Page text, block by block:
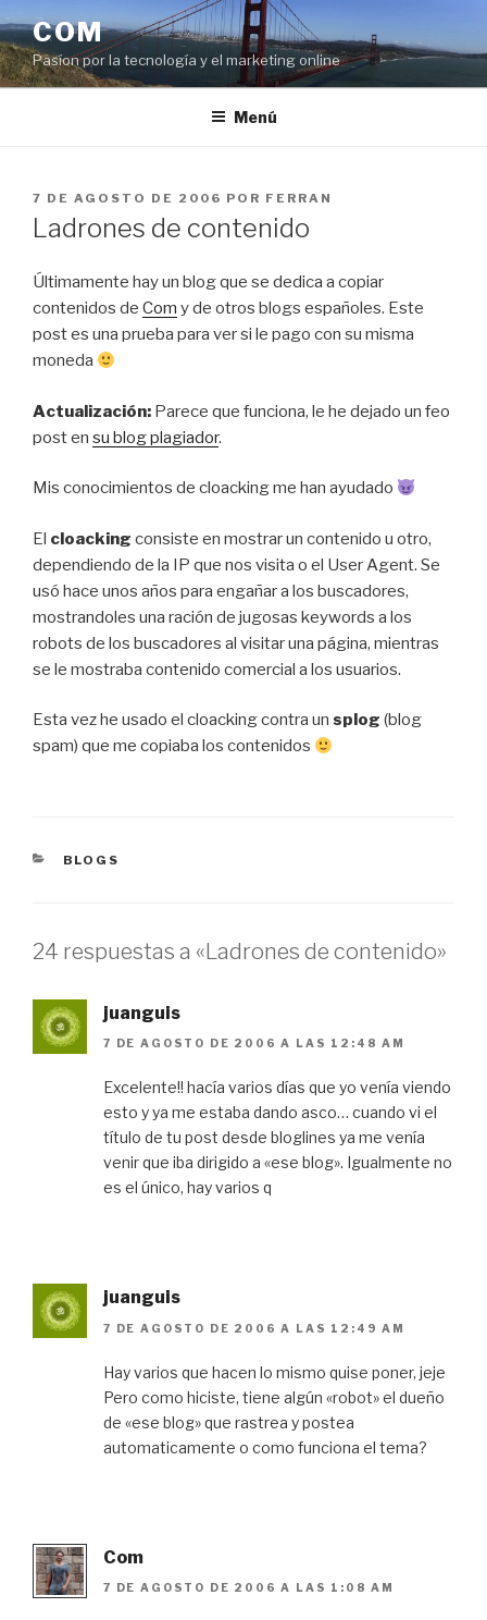
al
contenido
COM
Pasíon por la tecnología y el marketing online
Menú
PUBLICADO
EL
7 DE AGOSTO DE 2006 POR FERRAN
Ladrones de contenido
Últimamente hay un blog que se dedica a copiar
contenidos de Com y de otros blogs españoles. Este
post es una prueba para ver si le pago con su misma
moneda
Actualización: Parece que funciona, le he dejado un feo
post en su blog plagiador.
Mis conocimientos de cloacking me han ayudado
El cloacking consiste en mostrar un contenido u otro,
dependiendo de la IP que nos visita o el User Agent. Se
usó hace unos años para engañar a los buscadores,
mostrandoles una ración de jugosas keywords a los
robots de los buscadores al visitar una página, mientras
se le mostraba contenido comercial a los usuarios.
Esta vez he usado el cloacking contra un splog (blog
spam) que me copiaba los contenidos
CATEGORÍAS
BLOGS
24 respuestas a «Ladrones de contenido»
juanguis
7 DE AGOSTO DE 2006 A LAS 12:48 AM
Excelente!! hacía varios días que yo venía viendo
esto y ya me estaba dando asco… cuando vi el
título de tu post desde bloglines ya me venía
venir que iba dirigido a «ese blog». Igualmente no
es el único, hay varios q
juanguis
7 DE AGOSTO DE 2006 A LAS 12:49 AM
Hay varios que hacen lo mismo quise poner, jeje
Pero como hiciste, tiene algún «robot» el dueño
de «ese blog» que rastrea y postea
automaticamente o como funciona el tema?
Com
7 DE AGOSTO DE 2006 A LAS 1:08 AM